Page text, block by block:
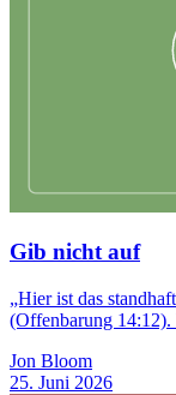
Gib nicht auf
„Hier ist das
(Offenbarung 14:12).
Jon Bloom
25. Juni 2026